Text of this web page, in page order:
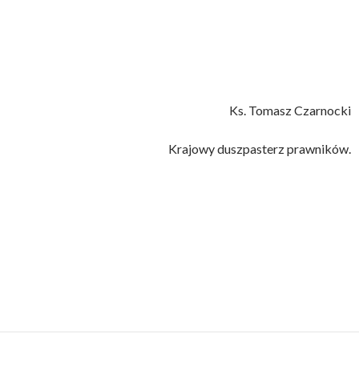
Ks. Tomasz Czarnocki
Krajowy duszpasterz prawników.